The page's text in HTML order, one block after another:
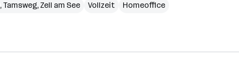
, Tamsweg, Zell am See Vollzeit
Homeoffice